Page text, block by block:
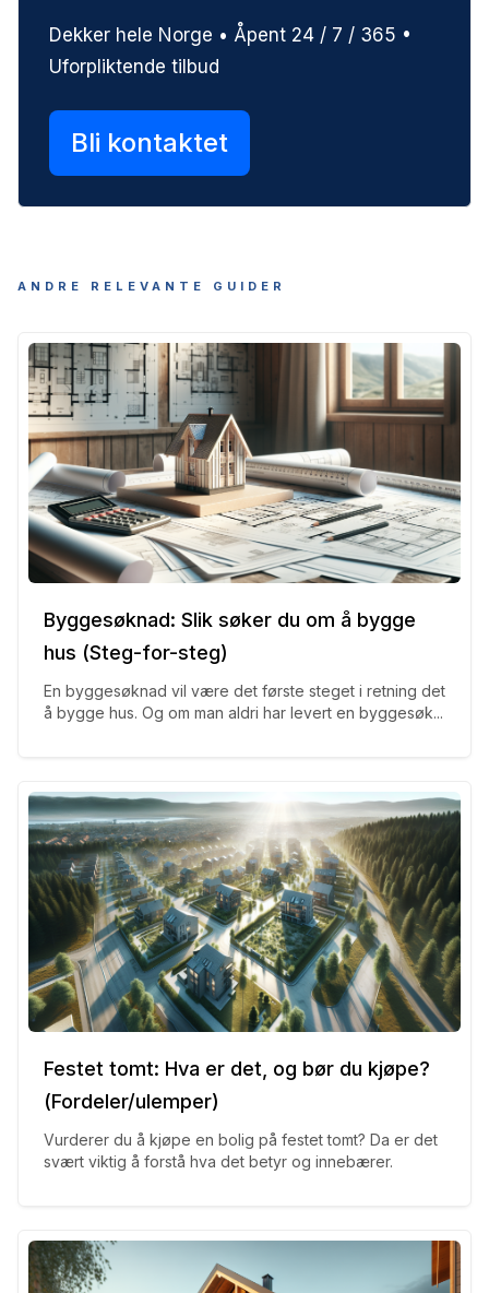
Dekker hele Norge • Åpent 24 / 7 / 365 •
Uforpliktende tilbud
Bli kontaktet
ANDRE RELEVANTE GUIDER
Byggesøknad: Slik søker du om å bygge
hus (Steg-for-steg)
En byggesøknad vil være det første steget i retning det
å bygge hus. Og om man aldri har levert en byggesøk...
Festet tomt: Hva er det, og bør du kjøpe?
(Fordeler/ulemper)
Vurderer du å kjøpe en bolig på festet tomt? Da er det
svært viktig å forstå hva det betyr og innebærer.